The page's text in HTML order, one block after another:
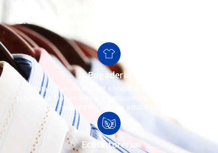
Tot el que necessites per cuidar la teva roba amb qualitat i
Bugaderia
Rentat, planxat i eixugat eficient amb equips d’alta
tecnologia. Donem servei a particulars, empreses, hotels,
restaurants i centres educatius.
Ecotintoreria